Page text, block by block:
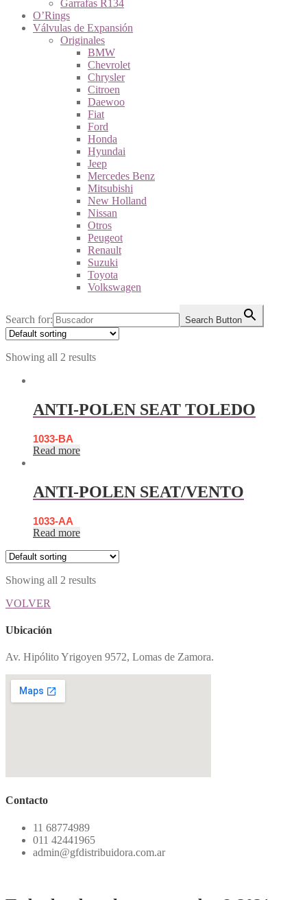
Garrafas R134
O’Rings
Válvulas de Expansión
Originales
BMW
Chevrolet
Chrysler
Citroen
Daewoo
Fiat
Ford
Honda
Hyundai
Jeep
Mercedes Benz
Mitsubishi
New Holland
Nissan
Otros
Peugeot
Renault
Suzuki
Toyota
Volkswagen
Search for: Search Button
Showing all 2 results
ANTI-POLEN SEAT TOLEDO
1033-BA
Read more
ANTI-POLEN SEAT/VENTO
1033-AA
Read more
Showing all 2 results
VOLVER
Ubicación
Av. Hipólito Yrigoyen 9572, Lomas de Zamora.
Contacto
11 68774989
011 42441965
admin@gfdistribuidora.com.ar